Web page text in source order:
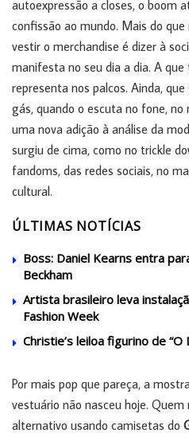
autoexpressão a closes, o boom
confissão ao mundo. Mais do
vestir o merchandise é dizer à
manifesta no seu dia a dia. A
representa nos palcos. Ainda,
gás, quando o escuta no fone, no
uma nova adição à análise da
surgiu de cima, como no trickle
fandoms, das redes sociais, no
cultural.
ÚLTIMAS NOTÍCIAS
Boss: Daniel Kearns entra
Beckham
Artista brasileiro leva
Fashion Week
Christie’s leiloa figurino de
Por mais pop que pareça, a
vestuário não nasceu hoje.
alternativo usando camisetas do